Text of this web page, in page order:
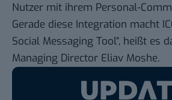
Nutzer mit ihrem Personal-
Gerade diese Integration macht
Social Messaging Tool“, heißt es
Managing Director Eliav Moshe.